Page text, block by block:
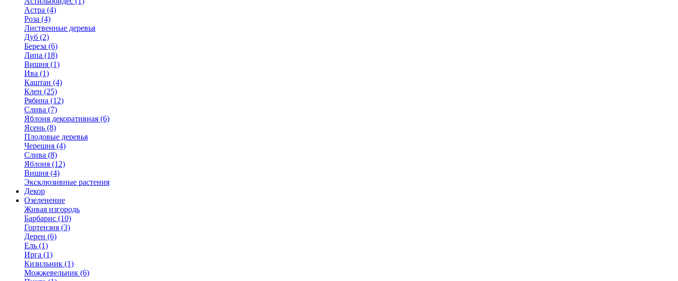
Астра (4)
Роза (4)
Лиственные деревья
Дуб (2)
Береза (6)
Липа (18)
Вишня (1)
Ива (1)
Каштан (4)
Клен (25)
Рябина (12)
Слива (7)
Яблоня декоративная (6)
Ясень (8)
Плодовые деревья
Черешня (4)
Слива (8)
Яблоня (12)
Вишня (4)
Эксклюзивные растения
Декор
Озеленение
Живая изгородь
Барбарис (10)
Гортензия (3)
Дерен (6)
Ель (1)
Ирга (1)
Кизильник (1)
Можжевельник (6)